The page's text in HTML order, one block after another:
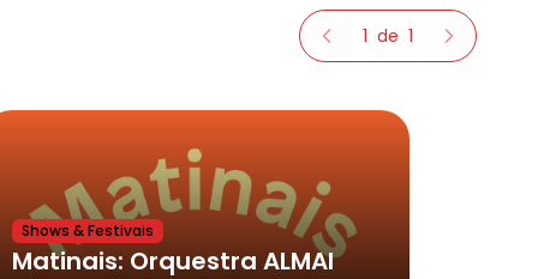
1 de 1
Shows & Festivais
Matinais: Orquestra ALMAI